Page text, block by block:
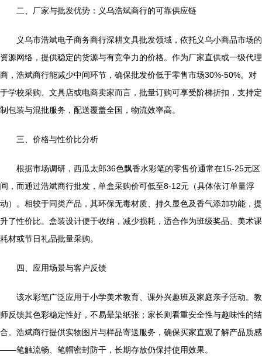
二、厂家与批发优势：义乌浩斌商行的可靠供应链
义乌市浩斌电子商务商行深耕文具批发领域，依托义乌小商品市场的
资源网络，提供稳定的货源与有竞争力的价格。作为厂家直供或一级代理
商，浩斌商行能减少中间环节，确保批发价低于零售市场30%-50%。对
于学校采购、文具店或电商卖家而言，批量订购可享受阶梯折扣，支持定
制包装与混批服务，配送覆盖全国，物流效率高。
三、价格与性价比分析
根据市场调研，西瓜太郎36色飘香水彩笔的零售价通常在15-25元区
间，而通过浩斌商行批发，单盒采购价可低至8-12元（具体依订单量浮
动）。相较于同类产品，其环保无毒材质、持久显色及香气添加功能，提
升了性价比。盒装设计便于收纳，减少损耗，适合作为班级奖品、美术课
耗材或节日礼品批量采购。
四、应用场景与客户反馈
该水彩笔广泛应用于小学美术教育、课外兴趣班及家庭亲子活动。教
师反馈其色彩稳定性好，不易晕染纸张；家长则看重安全性与趣味性的结
合。浩斌商行提供实物图片与样品寄送服务，确保买家直观了解产品质感
——笔触流畅、笔帽密封防干，长期存放仍保持使用效果。